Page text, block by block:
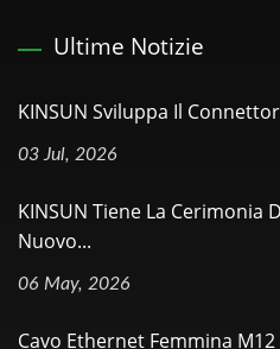
Ultime Notizie
KINSUN Sviluppa Il
03 Jul, 2026
KINSUN Tiene La Cerimonia
Nuovo...
06 May, 2026
Cavo Ethernet Femmina